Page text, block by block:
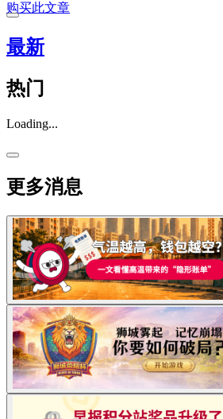
购买此文章
最新
热门
Loading...
更多消息